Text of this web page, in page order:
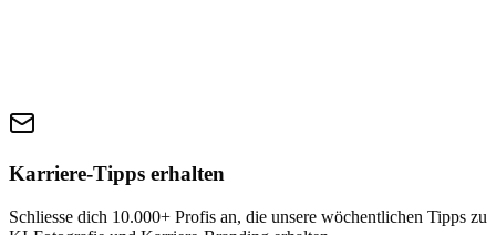
Karriere-Tipps erhalten
Schliesse dich 10.000+ Profis an, die unsere wöchentlichen Tipps zu